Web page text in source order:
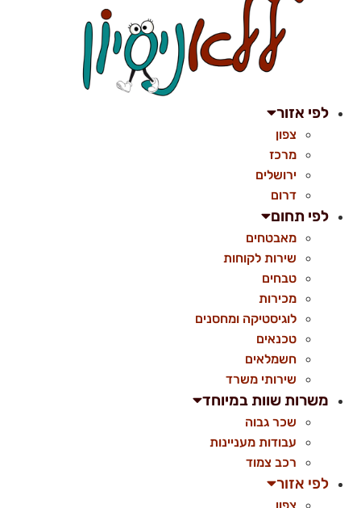
לפי אזור
צפון
מרכז
ירושלים
דרום
לפי תחום
מאבטחים
שירות לקוחות
טבחים
מכירות
לוגיסטיקה ומחסנים
טכנאים
חשמלאים
שירותי משרד
משרות שוות במיוחד
שכר גבוה
עבודות מעניינות
רכב צמוד
לפי אזור